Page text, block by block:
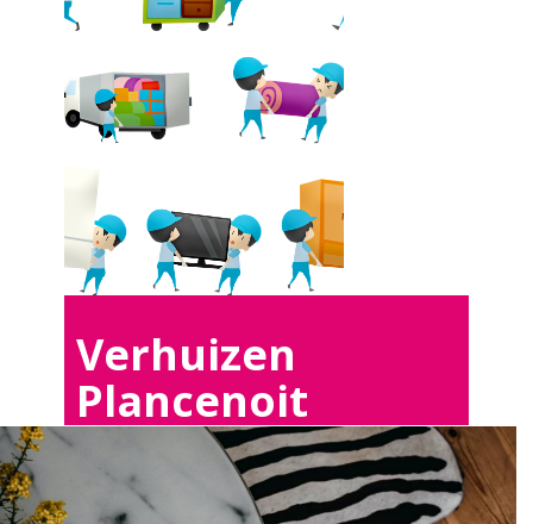
Verhuizen
Plancenoit